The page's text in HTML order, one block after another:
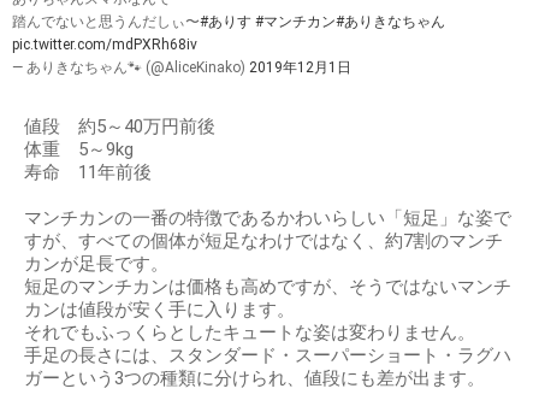
踏んでないと思うんだしぃ〜#ありす #マンチカン#ありきなちゃん
pic.twitter.com/mdPXRh68iv
— ありきなちゃん🐾 (@AliceKinako) 2019年12月1日
値段 約5～40万円前後
体重 5～9kg
寿命 11年前後
マンチカンの一番の特徴であるかわいらしい「短足」な姿で
すが、すべての個体が短足なわけではなく、約7割のマンチ
カンが足長です。
短足のマンチカンは価格も高めですが、そうではないマンチ
カンは値段が安く手に入ります。
それでもふっくらとしたキュートな姿は変わりません。
手足の長さには、スタンダード・スーパーショート・ラグハ
ガーという3つの種類に分けられ、値段にも差が出ます。